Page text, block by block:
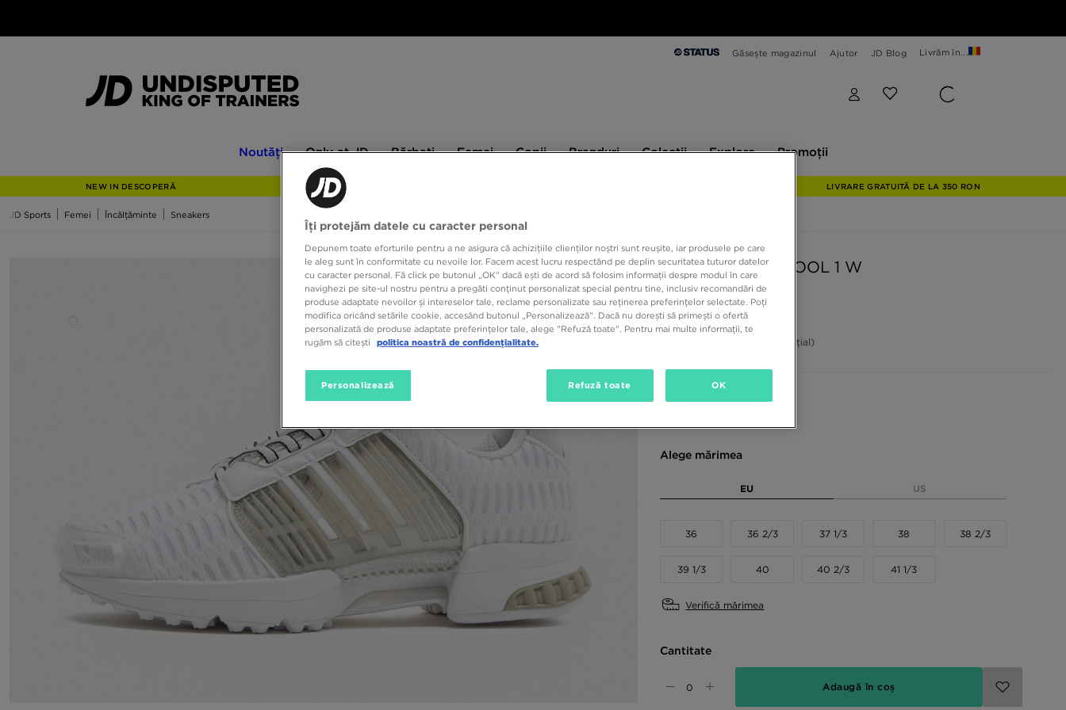
Găsește magazinul Ajutor JD Blog Livrăm în...
Noutăți
JD
Only at JD Bărbați Femei Copii Branduri Colecții Explore Promoții
NEW IN DESCOPERĂ LIVRARE GRATUITĂ DE LA 350 RON
JD Sports Femei Încălțăminte Sneakers
ADIDAS CLIMACOOL 1 W
429,99 RON
(Prețul inițial)
Alege mărimea
EU US
36 36 2/3 37 1/3 38 38 2/3
39 1/3 40 40 2/3 41 1/3
Verifică mărimea
Cantitate
Adaugă în coș
Îți protejăm datele cu caracter personal
Depunem toate eforturile pentru a ne asigura că achizițiile clienților noștri sunt reușite, iar produsele pe care
le aleg sunt în conformitate cu nevoile lor. Facem acest lucru respectând pe deplin securitatea tuturor datelor
cu caracter personal. Fă click pe butonul „OK” dacă ești de acord să folosim informații despre modul în care
navighezi pe site-ul nostru pentru a pregăti conținut personalizat special pentru tine, inclusiv recomandări de
produse adaptate nevoilor și intereselor tale, reclame personalizate sau reținerea preferințelor selectate. Poți
modifica oricând setările cookie, accesând butonul „Personalizează”. Dacă nu dorești să primești o ofertă
personalizată de produse adaptate preferințelor tale, alege "Refuză toate". Pentru mai multe informații, te
rugăm să citești
politica noastră de confidențialitate.
Personalizează Refuză toate OK